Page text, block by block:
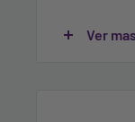
Sobre el
cabelludo,
Ver